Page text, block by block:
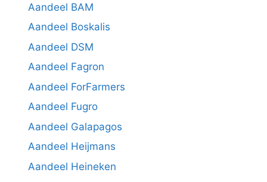
Aandeel BAM
Aandeel Boskalis
Aandeel DSM
Aandeel Fagron
Aandeel ForFarmers
Aandeel Fugro
Aandeel Galapagos
Aandeel Heijmans
Aandeel Heineken